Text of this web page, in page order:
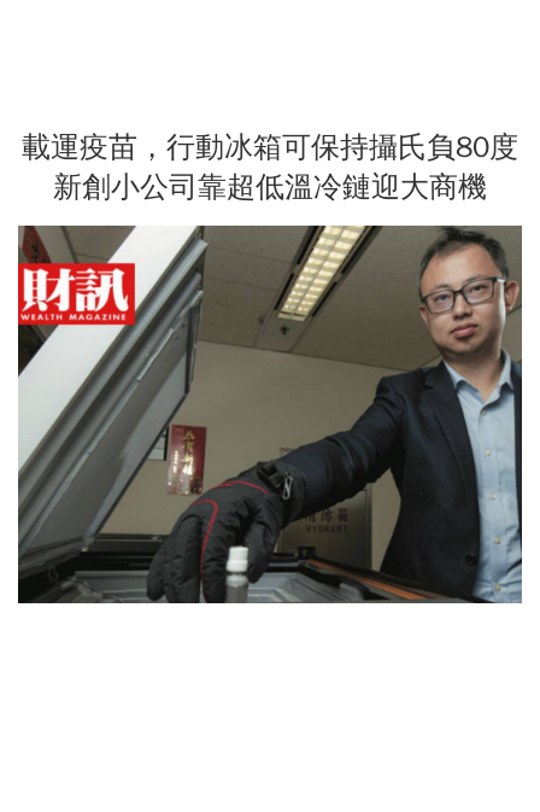
載運疫苗，行動冰箱可保持攝氏負80度
新創小公司靠超低溫冷鏈迎大商機